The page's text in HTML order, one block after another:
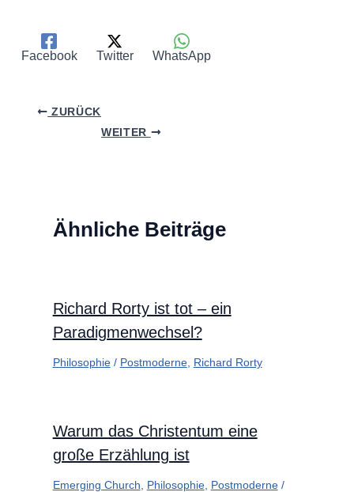
Facebook Twitter WhatsApp
ZURÜCK
WEITER
Ähnliche Beiträge
Richard Rorty ist tot – ein
Paradigmenwechsel?
Philosophie/ Postmoderne, Richard Rorty
Warum das Christentum eine
große Erzählung ist
Emerging Church Philosophie, Postmoderne/